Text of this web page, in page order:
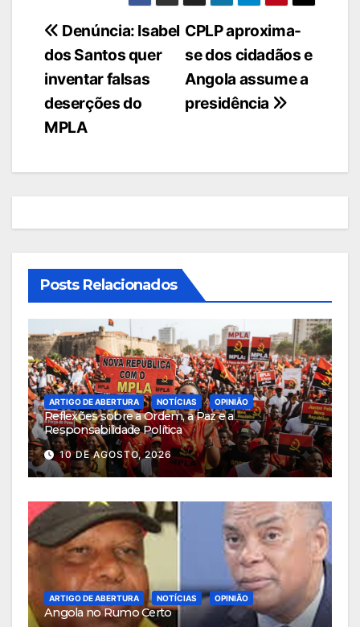
Navegação
de
artigos
CPLP aproxima-
se dos cidadãos e
Angola assume a
presidência
Denúncia: Isabel
dos Santos quer
inventar falsas
deserções do
MPLA
Posts Relacionados
ARTIGO DE ABERTURA NOTÍCIAS OPINIÃO
Reflexões sobre a Ordem, a Paz e a
Responsabilidade Política
10 DE AGOSTO, 2026
ARTIGO DE ABERTURA NOTÍCIAS OPINIÃO
Angola no Rumo Certo